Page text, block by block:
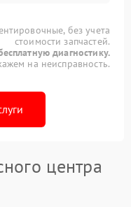
без учета
стоимости запчастей.
диагностику.
на неисправность.
центра